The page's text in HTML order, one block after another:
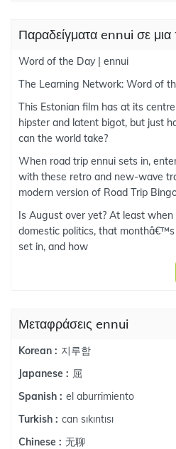
Παραδείγματα ennui σε
Word of the Day | ennui
The Learning Network: Word of
This Estonian film has at its
hipster and latent bigot, but just
can the world take?
When road trip ennui sets in,
with these retro and new-wave
modern version of Road Trip
Is August over yet? At least
domestic politics, that
set in, and how
Μεταφράσεις ennui
Korean : 지루함
Japanese : 屈
Spanish : el aburrimiento
Turkish : can sıkıntısı
Chinese : 无聊